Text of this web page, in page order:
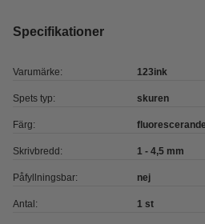
Specifikationer
Varumärke: 123ink
Spets typ: skuren
Färg:
Skrivbredd: 1 - 4,5 mm
Påfyllningsbar: nej
Antal: 1 st